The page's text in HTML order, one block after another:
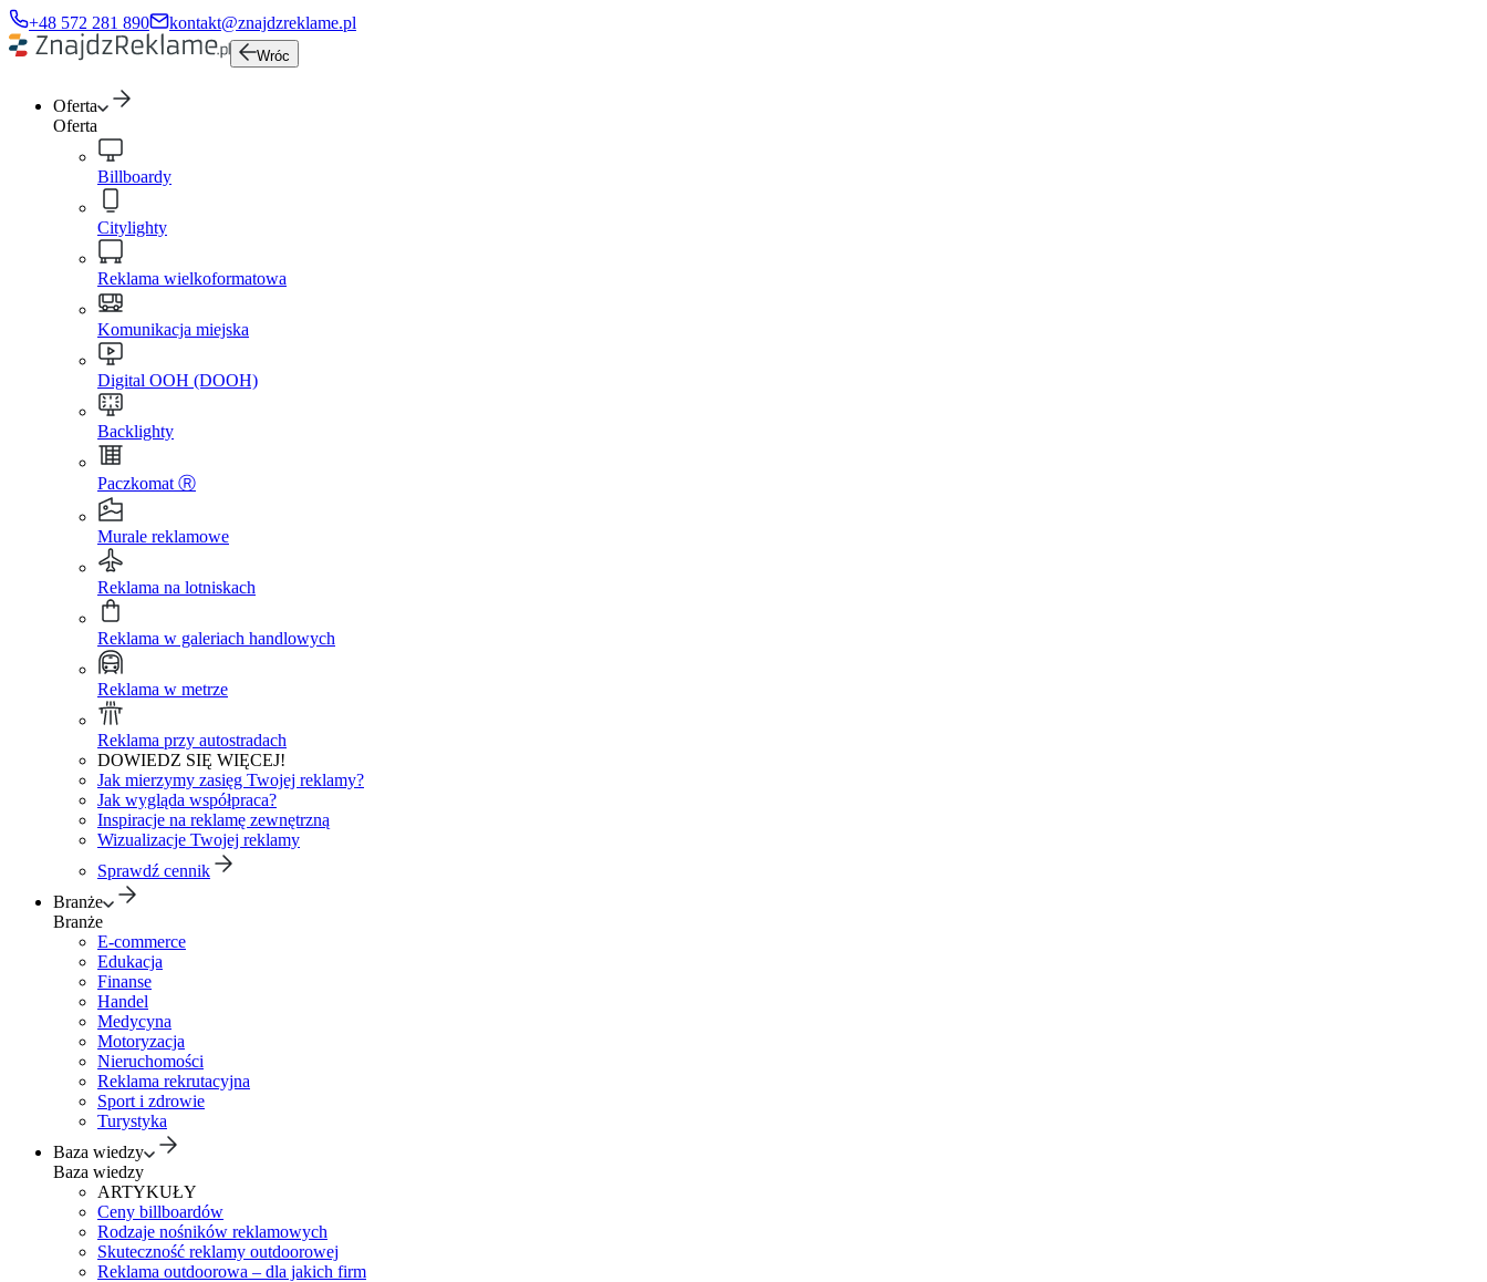
+48 572 281 890 kontakt@znajdzreklame.pl
Wróc
Oferta
Oferta
Billboardy
Citylighty
Reklama wielkoformatowa
Komunikacja miejska
Digital OOH (DOOH)
Backlighty
Paczkomat Ⓡ
Murale reklamowe
Reklama na lotniskach
Reklama w galeriach handlowych
Reklama w metrze
Reklama przy autostradach
DOWIEDZ SIĘ WIĘCEJ!
Jak mierzymy zasięg Twojej reklamy?
Jak wygląda współpraca?
Inspiracje na reklamę zewnętrzną
Wizualizacje Twojej reklamy
Sprawdź cennik
Branże
Branże
E-commerce
Edukacja
Finanse
Handel
Medycyna
Motoryzacja
Nieruchomości
Reklama rekrutacyjna
Sport i zdrowie
Turystyka
Baza wiedzy
Baza wiedzy
ARTYKUŁY
Ceny billboardów
Rodzaje nośników reklamowych
Skuteczność reklamy outdoorowej
Reklama outdoorowa – dla jakich firm